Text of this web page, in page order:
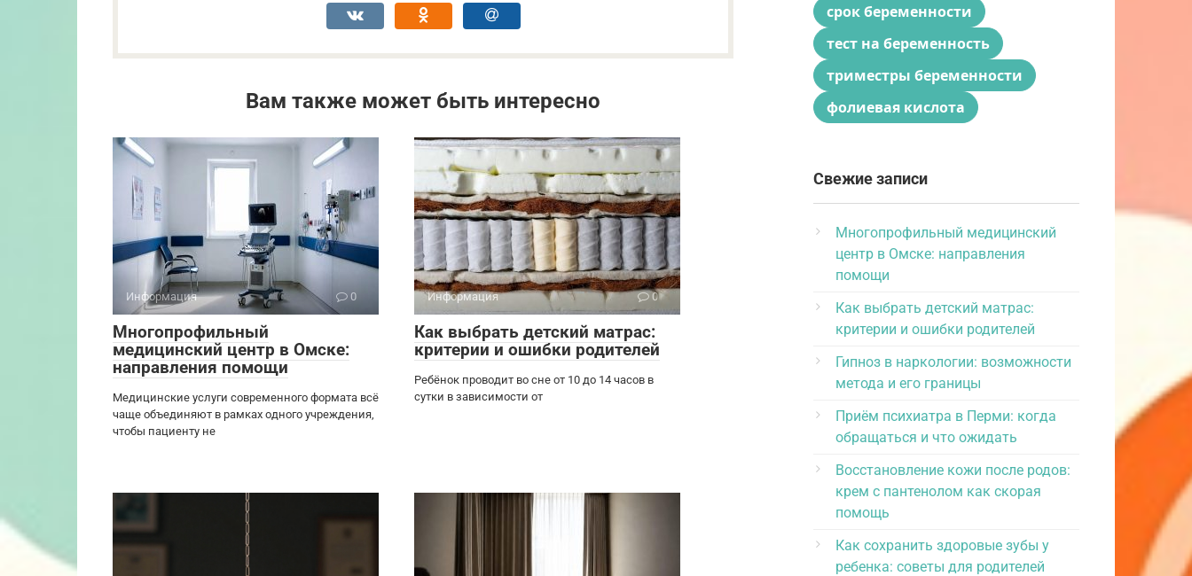
Вам также может быть интересно
Информация 0
Многопрофильный
медицинский центр в Омске:
направления помощи
Медицинские услуги современного формата всё
чаще объединяют в рамках одного учреждения,
чтобы пациенту не
Информация 0
Как выбрать детский матрас:
критерии и ошибки родителей
Ребёнок проводит во сне от 10 до 14 часов в
сутки в зависимости от
срок беременности
тест на беременность
триместры беременности
фолиевая кислота
Свежие записи
Многопрофильный медицинский
центр в Омске: направления
помощи
Как выбрать детский матрас:
критерии и ошибки родителей
Гипноз в наркологии: возможности
метода и его границы
Приём психиатра в Перми: когда
обращаться и что ожидать
Восстановление кожи после родов:
крем с пантенолом как скорая
помощь
Как сохранить здоровые зубы у
ребенка: советы для родителей